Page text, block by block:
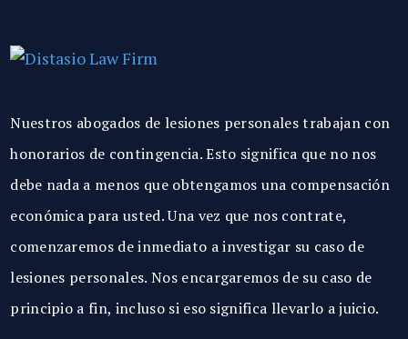
Nuestros abogados de lesiones personales trabajan con
honorarios de contingencia. Esto significa que no nos
debe nada a menos que obtengamos una compensación
económica para usted. Una vez que nos contrate,
comenzaremos de inmediato a investigar su caso de
lesiones personales. Nos encargaremos de su caso de
principio a fin, incluso si eso significa llevarlo a juicio.